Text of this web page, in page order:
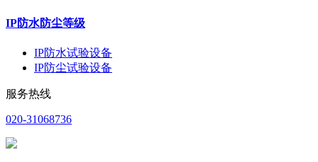
IP防水防尘等级
IP防水试验设备
IP防尘试验设备
服务热线
020-31068736